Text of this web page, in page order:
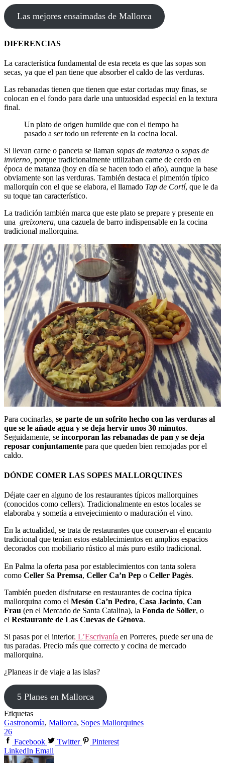
Las mejores ensaimadas de Mallorca
DIFERENCIAS
La característica fundamental de esta receta es que las sopas son
secas, ya que el pan tiene que absorber el caldo de las verduras.
Las rebanadas tienen que tienen que estar cortadas muy finas, se
colocan en el fondo para darle una untuosidad especial en la textura
final.
Un plato de origen humilde que con el tiempo ha
pasado a ser todo un referente en la cocina local.
Si llevan carne o panceta se llaman sopas de matanza o sopas de
invierno, porque tradicionalmente utilizaban carne de cerdo en
época de matanza (hoy en día se hacen todo el año), aunque la base
obviamente son las verduras. También destaca el pimentón típico
mallorquín con el que se elabora, el llamado Tap de Cortí, que le da
su toque tan característico.
La tradición también marca que este plato se prepare y presente en
una greixonera, una cazuela de barro indispensable en la cocina
tradicional mallorquina.
Para cocinarlas, se parte de un sofrito hecho con las verduras al
que se le añade agua y se deja hervir unos 30 minutos.
Seguidamente, se incorporan las rebanadas de pan y se deja
reposar conjuntamente para que queden bien remojadas por el
caldo.
DÓNDE COMER LAS SOPES MALLORQUINES
Déjate caer en alguno de los restaurantes típicos mallorquines
(conocidos como cellers). Tradicionalmente en estos locales se
elaboraba y sometía a envejecimiento o maduración el vino.
En la actualidad, se trata de restaurantes que conservan el encanto
tradicional que tenían estos establecimientos en amplios espacios
decorados con mobiliario rústico al más puro estilo tradicional.
En Palma la oferta pasa por establecimientos con tanta solera
como Celler Sa Premsa, Celler Ca’n Pep o Celler Pagès.
También pueden disfrutarse en restaurantes de cocina típica
mallorquina como el Mesón Ca’n Pedro, Casa Jacinto, Can
Frau (en el Mercado de Santa Catalina), la Fonda de Sóller, o
el Restaurante de Las Cuevas de Génova.
Si pasas por el interior, L’Escrivanía en Porreres, puede ser una de
tus paradas. Precio más que correcto y cocina de mercado
mallorquina.
¿Planeas ir de viaje a las islas?
5 Planes en Mallorca
Etiquetas
Gastronomía, Mallorca, Sopes Mallorquines
26
Facebook
Twitter
Pinterest
LinkedIn Email